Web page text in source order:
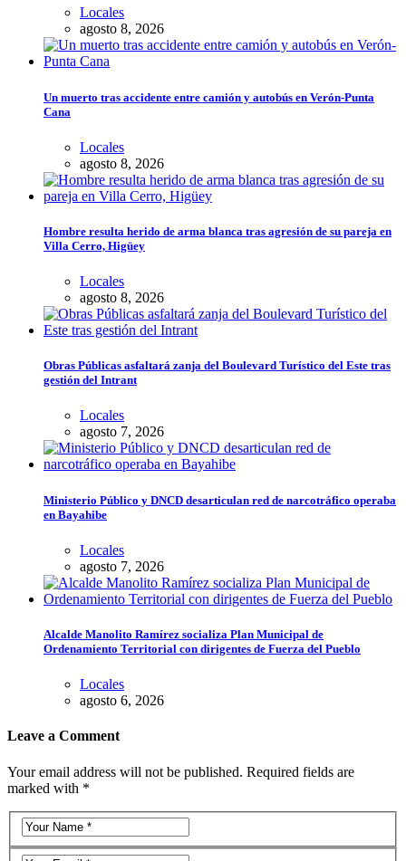
Locales
agosto 8, 2026
Un muerto tras accidente entre camión y autobús en Verón-Punta
Cana
Locales
agosto 8, 2026
Hombre resulta herido de arma blanca tras agresión de su pareja en
Villa Cerro, Higüey
Locales
agosto 8, 2026
Obras Públicas asfaltará zanja del Boulevard Turístico del Este tras
gestión del Intrant
Locales
agosto 7, 2026
Ministerio Público y DNCD desarticulan red de narcotráfico operaba
en Bayahibe
Locales
agosto 7, 2026
Alcalde Manolito Ramírez socializa Plan Municipal de
Ordenamiento Territorial con dirigentes de Fuerza del Pueblo
Locales
agosto 6, 2026
Leave a Comment
Your email address will not be published. Required fields are
marked with *